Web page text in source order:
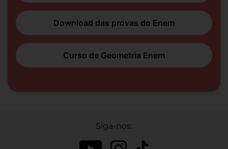
Download das provas do Enem
Curso de Geometria Enem
Siga-nos: